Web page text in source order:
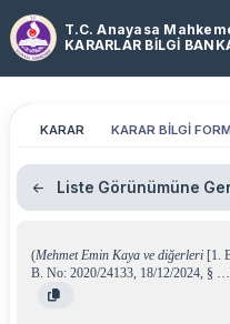
T.C. Anayasa
KARARLAR BİLGİ
KARAR KARAR BİLGİ
Liste Görünümüne
(Mehmet Emin Kaya ve diğerleri [1.
B. No: 2020/24133, 18/12/2024, § …